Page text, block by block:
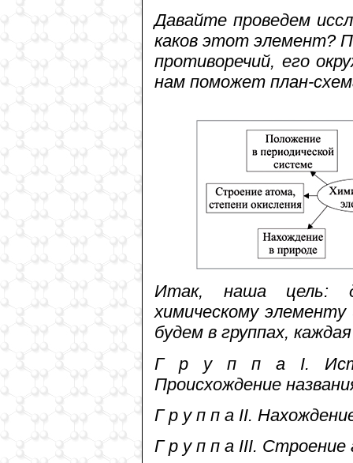
Давайте проведем
каков этот элемент?
противоречий, его
нам поможет план-
Итак, наша цель:
химическому
будем в группах,
Г р у п п а I.
Происхождение
Г р у п п а II.
Г р у п п а III.